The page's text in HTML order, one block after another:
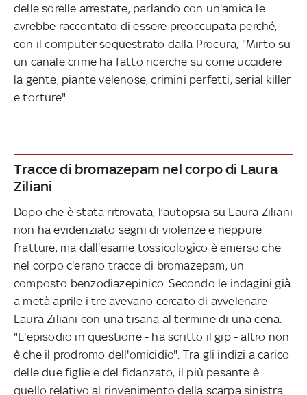
delle sorelle arrestate, parlando con un'amica le
avrebbe raccontato di essere preoccupata perché,
con il computer sequestrato dalla Procura, "Mirto su
un canale crime ha fatto ricerche su come uccidere
la gente, piante velenose, crimini perfetti, serial killer
e torture".
Tracce di bromazepam nel corpo di Laura
Ziliani
Dopo che è stata ritrovata, l’autopsia su Laura Ziliani
non ha evidenziato segni di violenze e neppure
fratture, ma dall'esame tossicologico è emerso che
nel corpo c'erano tracce di bromazepam, un
composto benzodiazepinico. Secondo le indagini già
a metà aprile i tre avevano cercato di avvelenare
Laura Ziliani con una tisana al termine di una cena.
"L'episodio in questione - ha scritto il gip - altro non
è che il prodromo dell'omicidio". Tra gli indizi a carico
delle due figlie e del fidanzato, il più pesante è
quello relativo al rinvenimento della scarpa sinistra